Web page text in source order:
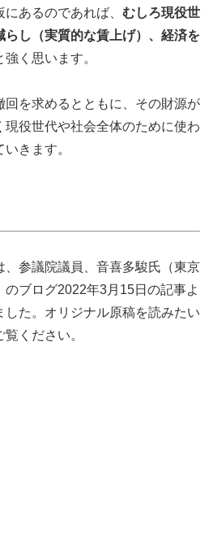
あるのであれば、 むしろ現役世
し（実質的な賃上げ）、経済を
強く思います。
回を求めるとともに、その財源が
役世代や社会全体のために使わ
きます。
、参議院議員、音喜多駿氏（東京
ブログ2022年3月15日の記事よ
した。オリジナル原稿を読みたい
覧ください。